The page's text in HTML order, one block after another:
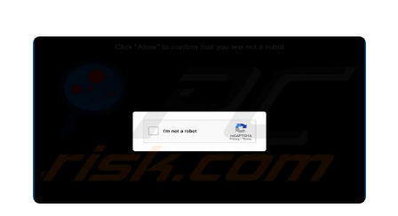
destinatários, levando-os a visit